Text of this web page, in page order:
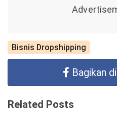
Bisnis Dropshipping
Bagikan
Related Posts